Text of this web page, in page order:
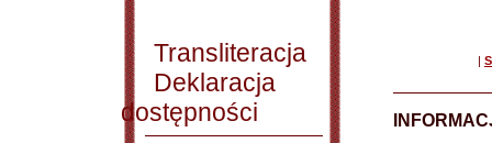
Transliteracja
Deklaracja
dostępności
|